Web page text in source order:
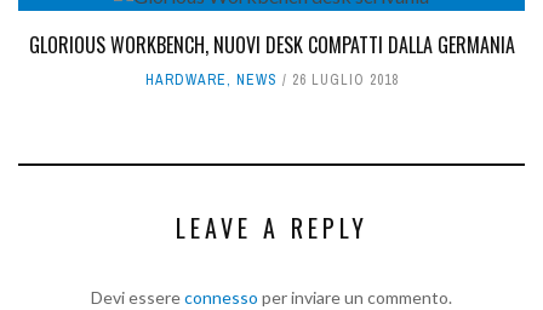
GLORIOUS WORKBENCH, NUOVI DESK COMPATTI DALLA GERMANIA
HARDWARE, NEWS 26 LUGLIO 2018
LEAVE A REPLY
Devi essereconnesso per inviare un commento.